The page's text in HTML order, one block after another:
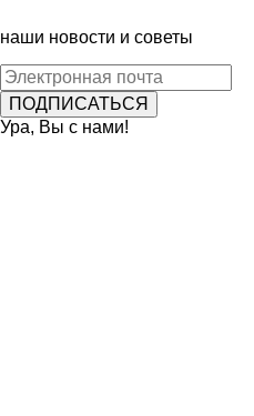
наши новости и советы
Ура, Вы с нами!